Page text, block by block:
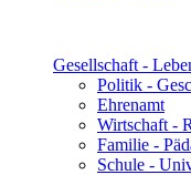
Gesellschaft -
Politik -
Ehrenamt
Wirtschaft -
Familie -
Schule -